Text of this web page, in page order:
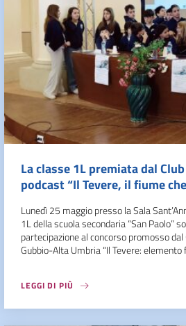
La classe 1L premiata dal
podcast “Il Tevere, il fiume
Lunedì 25 maggio presso la Sala
1L della scuola secondaria “San Paolo”
partecipazione al concorso promosso
Gubbio-Alta Umbria “Il Tevere:
LEGGI DI PIÙ